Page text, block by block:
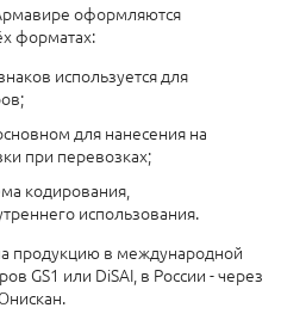
оформляются
форматах:
используется для
для нанесения на
при перевозках;
кодирования,
использования.
продукцию в международной
GS1 или DiSAI, в России - через